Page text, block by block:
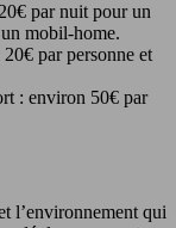
par nuit pour un
mobil-home.
par personne et
: environ 50€ par
l’environnement qui